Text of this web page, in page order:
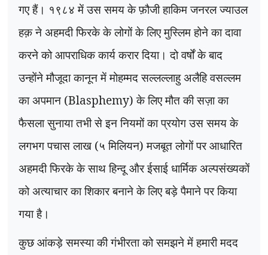
गए हैं। १९८४ में उस समय के फ़ौजी हाकिम जनरल ज्याउल
हक़ ने अहमदी फिरके के लोगों के लिए मुस्लिम होने का दावा
करने को आपराधिक कार्य करार दिया। दो वर्षों के बाद
उन्होंने मौजूदा कानून में मोहम्मद सल्लल्लाहु अलैहि वसल्लम
का अपमान (Blasphemy)के लिए मौत की सज़ा का
फैसला सुनाया तभी से इन नियमों का प्रयोग उस समय के
लगभग पचास लाख (५ मिलियन) मजबूत लोगों पर आधारित
अहमदी फिरके के साथ हिन्दू और ईसाई धार्मिक अल्पसंख्यकों
को अत्याचार का शिकार बनाने के लिए बड़े पैमाने पर किया
गया है।
कुछ आंकड़े समस्या की गंभीरता को समझने में हमारी मदद